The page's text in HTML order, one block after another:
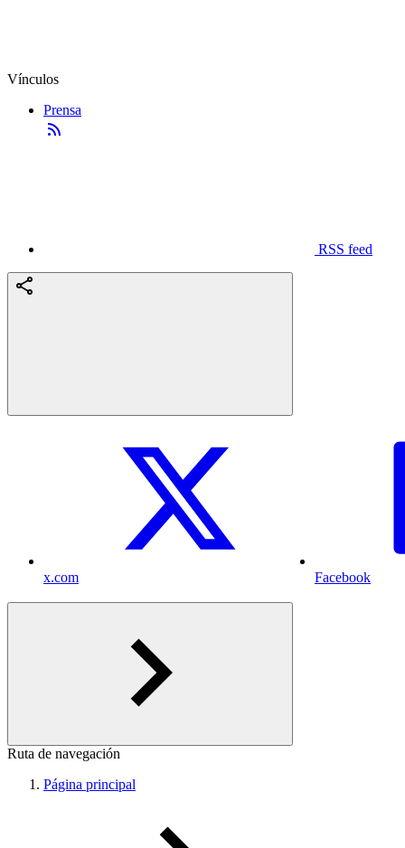
Vínculos
Prensa
RSS feed
x.com Facebook
Ruta de navegación
Página principal